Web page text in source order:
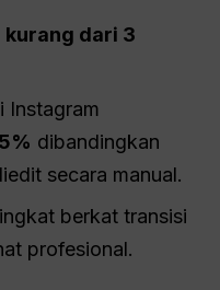
kurang dari 3
Instagram
dibandingkan
secara manual.
berkat transisi
profesional.